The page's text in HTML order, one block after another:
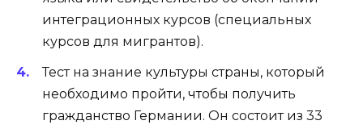
интеграционных курсов (специальных
курсов для мигрантов).
Тест на знание культуры страны, который
необходимо пройти, чтобы получить
гражданство Германии. Он состоит из 33